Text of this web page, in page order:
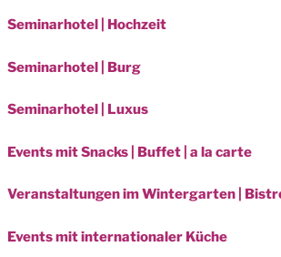
Seminarhotel | Hochzeit
Seminarhotel | Burg
Seminarhotel | Luxus
Events mit Snacks | Buffet | a la carte
Veranstaltungen im Wintergarten |
Events mit internationaler Küche